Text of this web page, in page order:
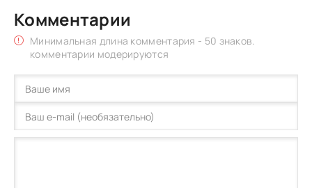
Комментарии
Минимальная длина комментария - 50 знаков.
комментарии модерируются